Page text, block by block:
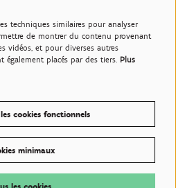
Nieuwelaan 38, 1860 Meise
techniques similaires pour analyser
de montrer du contenu provenant
vidéos, et pour diverses autres
également placés par des tiers. Plus
cookies fonctionnels
minimaux